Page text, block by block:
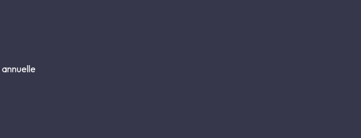
bahut en façade sur rue, percé d’une grille d’entrée face à la maison et d’un portail